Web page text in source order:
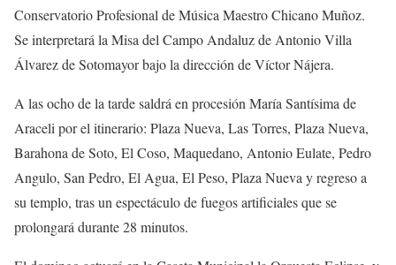
Conservatorio Profesional de Música Maestro Chicano Muñoz.
Se interpretará la Misa del Campo Andaluz de Antonio Villa
Álvarez de Sotomayor bajo la dirección de Víctor Nájera.
A las ocho de la tarde saldrá en procesión María Santísima de
Araceli por el itinerario: Plaza Nueva, Las Torres, Plaza Nueva,
Barahona de Soto, El Coso, Maquedano, Antonio Eulate, Pedro
Angulo, San Pedro, El Agua, El Peso, Plaza Nueva y regreso a
su templo, tras un espectáculo de fuegos artificiales que se
prolongará durante 28 minutos.